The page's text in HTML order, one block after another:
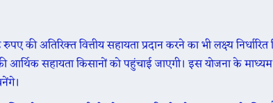
अतिरिक्त वित्तीय सहायता प्रदान करने का भी लक्ष्य निर्धारित
सहायता किसानों को पहुंचाई जाएगी। इस योजना के